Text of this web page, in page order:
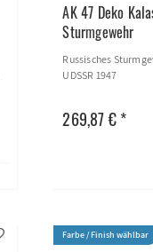
AK 47 Deko
Sturmgewehr
Russisches
UDSSR 1947
269,87 € *
Farbe / Finish wählbar